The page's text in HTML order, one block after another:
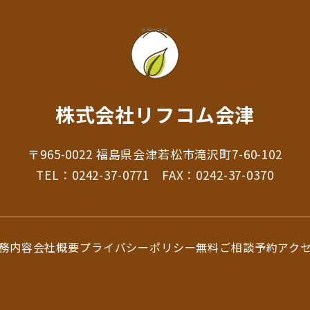
株式会社リフコム会津
〒965-0022 福島県会津若松市滝沢町7-60-102
TEL： 0242-37-0771 FAX：0242-37-0370
内容会社概要プライバシーポリシー無料ご相談予約アク